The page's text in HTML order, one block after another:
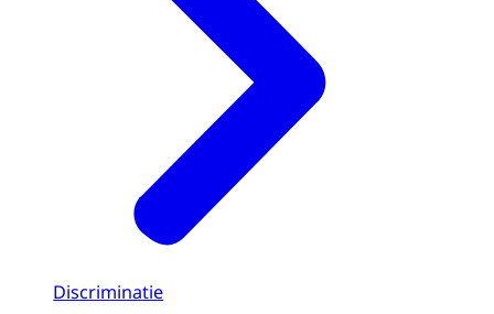
Discriminatie